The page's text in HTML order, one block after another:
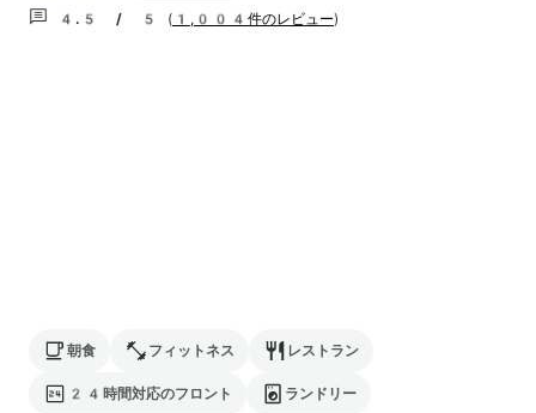
4.5 / 5 ( 1,004件のレビュー)
朝食 フィットネス レストラン
24時間対応のフロント ランドリー